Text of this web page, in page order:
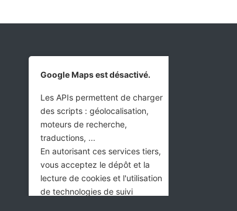
Google Maps est désactivé.
Les APIs permettent de charger
des scripts : géolocalisation,
moteurs de recherche,
traductions, ...
En autorisant ces services tiers,
vous acceptez le dépôt et la
lecture de cookies et l'utilisation
de technologies de suivi